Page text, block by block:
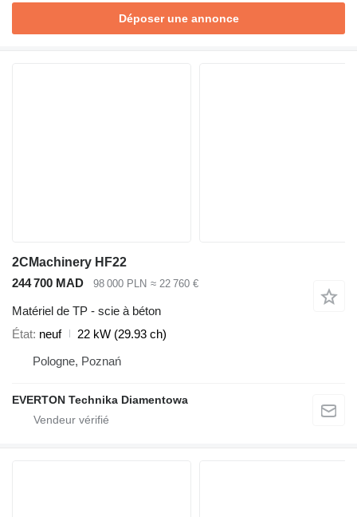
Déposer une annonce
2CMachinery HF22
244 700 MAD
98 000 PLN ≈ 22 760 €
Matériel de TP - scie à béton
État neuf
22 kW (29.93 ch)
Pologne, Poznań
EVERTON Technika Diamentowa